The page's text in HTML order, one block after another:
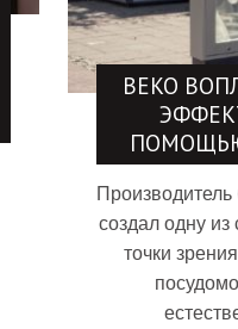
BEKO
создал одну
точки